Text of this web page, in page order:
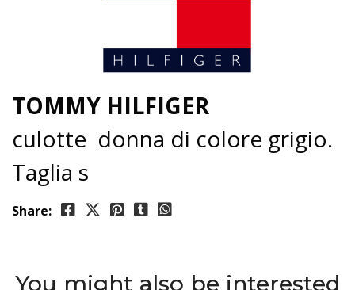
TOMMY HILFIGER
culotte donna di colore grigio.
Taglia s
Share:
You might also be interested